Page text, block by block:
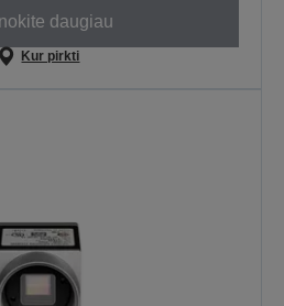
daugiau
Kur pirkti